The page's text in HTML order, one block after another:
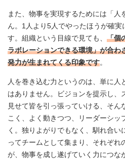
また、物事を実現するためには「
ん。1人より5人でやったほうが確実
す。組織という目線で見ても、 「個
ラボレーションできる環境」が合わ
発力が生まれてくる印象です。
人を巻き込む力というのは、単に
はありません。ビジョンを提示し、
見せて皆を引っ張っていける、そん
こく、よく動きつつ、リーダーシッ
く。独りよがりでもなく、馴れ合
ってチームとして集まり、それぞれ
が、物事を成し遂げていく力につな